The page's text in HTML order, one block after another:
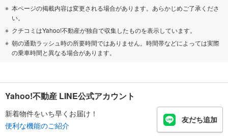
本ページの掲載内容は変更される場合があります。あらかじめご了承くださ
い。
クチコミはYahoo!不動産が独自で収集したものを表示しています。
朝の通勤ラッシュ時の所要時間ではありません。時間帯などによっては実際
の乗車時間と異なる場合があります。
Yahoo!不動産 LINE公式アカウント
新着物件をいち早くお届け！
便利な機能のご紹介
友だち追加